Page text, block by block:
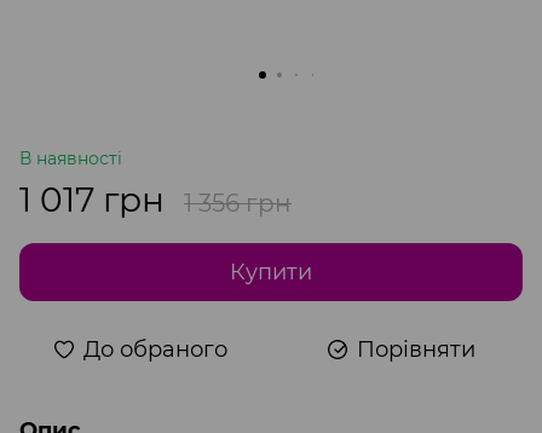
В наявності
1 017 грн 1 356 грн
Купити
До обраного Порівняти